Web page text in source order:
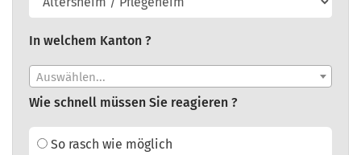
In welchem Kanton ?
Auswählen...
Wie schnell müssen Sie reagieren ?
So rasch wie möglich